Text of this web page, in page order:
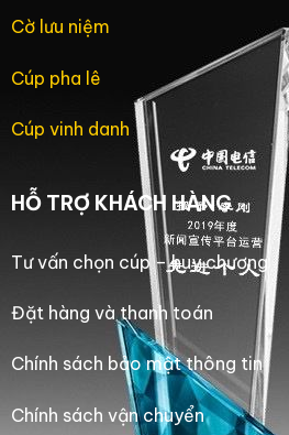
Cờ lưu niệm
Cúp pha lê
Cúp vinh danh
HỖ TRỢ KHÁCH HÀNG
Tư vấn chọn cúp – huy chương
Đặt hàng và thanh toán
Chính sách bảo mật thông tin
Chính sách vận chuyển